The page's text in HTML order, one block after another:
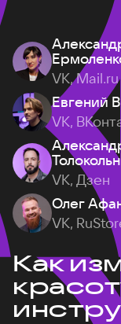
VK, Mail.ru
Евгений
VK,
VK, Дзен
Олег
VK,
Как